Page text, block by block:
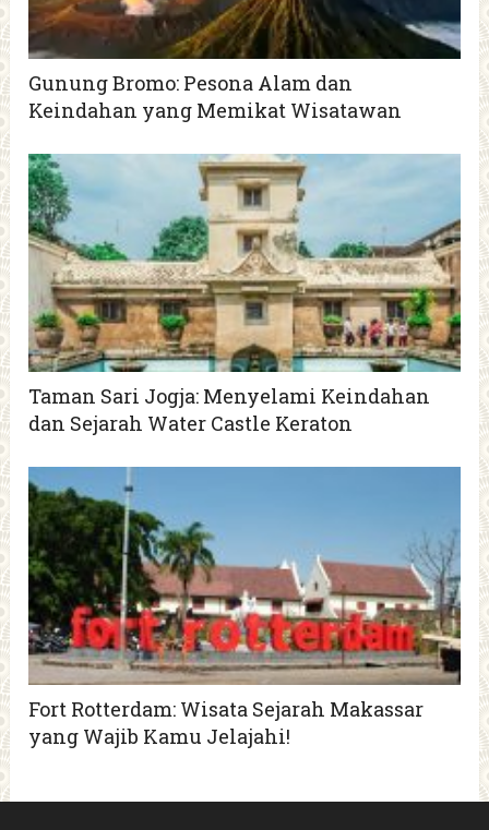
Gunung Bromo: Pesona Alam dan
Keindahan yang Memikat Wisatawan
Taman Sari Jogja: Menyelami Keindahan
dan Sejarah Water Castle Keraton
Fort Rotterdam: Wisata Sejarah Makassar
yang Wajib Kamu Jelajahi!